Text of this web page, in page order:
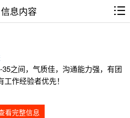
信息内容
之间，气质佳，沟通能力强，有团
作经验者优先！
看完整信息